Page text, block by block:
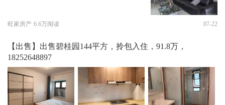
旺家房产 6.6万阅读 07-22
【出售】出售碧桂园144平方，拎包入住，91.8万，
18252648897